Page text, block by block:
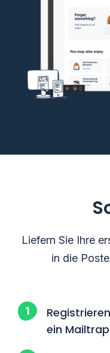
Liefern Sie Ihre
in die
ein